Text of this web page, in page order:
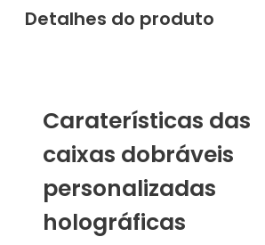
Detalhes do produto
Caraterísticas das
caixas dobráveis
personalizadas
holográficas